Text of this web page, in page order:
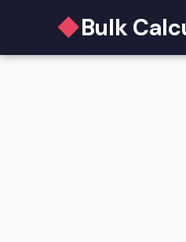
◆Bulk